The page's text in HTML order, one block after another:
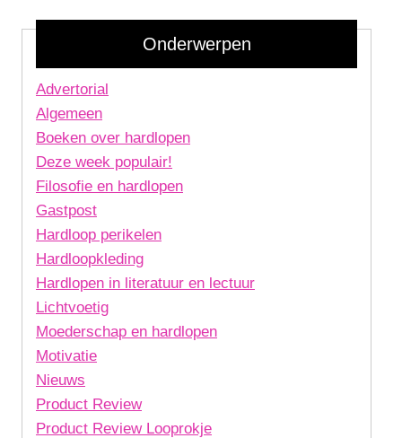
Onderwerpen
Advertorial
Algemeen
Boeken over hardlopen
Deze week populair!
Filosofie en hardlopen
Gastpost
Hardloop perikelen
Hardloopkleding
Hardlopen in literatuur en lectuur
Lichtvoetig
Moederschap en hardlopen
Motivatie
Nieuws
Product Review
Product Review Looprokje